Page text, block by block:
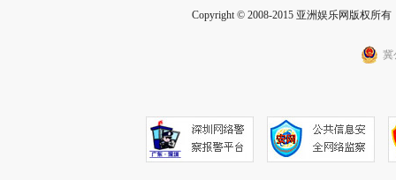
Copyright © 2008-2015 亚洲娱乐网版权所
冀